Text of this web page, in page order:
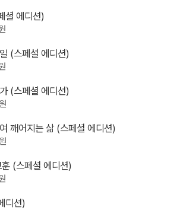
셜 에디션)
(스페셜 에디션)
(스페셜 에디션)
원
깨어지는 삶 (스페셜 에디션)
원
(스페셜 에디션)
디션)